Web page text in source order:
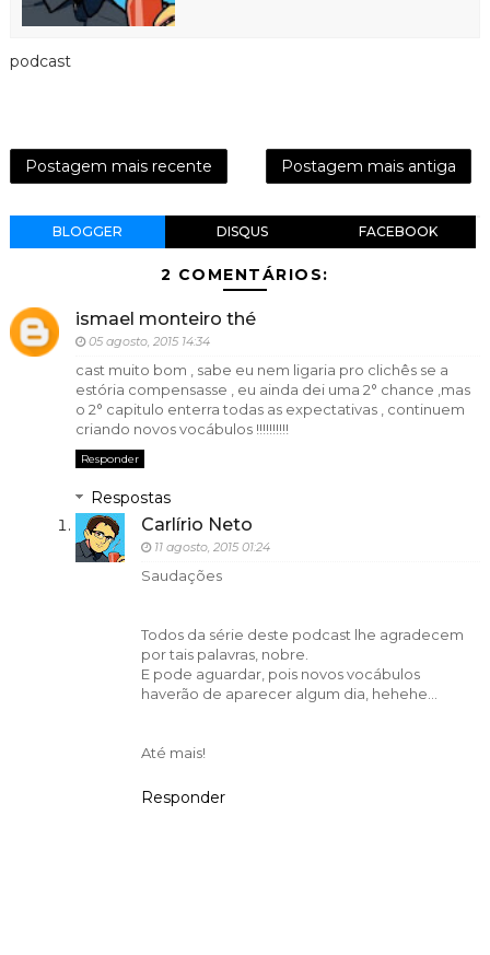
podcast
Postagem mais recente Postagem mais antiga
BLOGGER DISQUS FACEBOOK
2 COMENTÁRIOS:
ismael monteiro thé
05 agosto, 2015 14:34
cast muito bom , sabe eu nem ligaria pro clichês se a
estória compensasse , eu ainda dei uma 2° chance ,mas
o 2° capitulo enterra todas as expectativas , continuem
criando novos vocábulos !!!!!!!!!!
Responder
Respostas
Carlírio Neto
11 agosto, 2015 01:24
Saudações
Todos da série deste podcast lhe agradecem
por tais palavras, nobre.
E pode aguardar, pois novos vocábulos
haverão de aparecer algum dia, hehehe...
Até mais!
Responder